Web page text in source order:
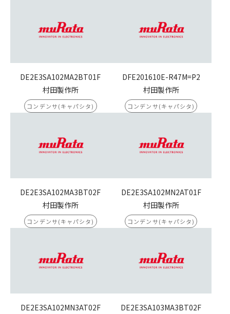
DE2E3SA102MA2BT01F
村田製作所
コンデンサ(キャパシタ)
DFE201610E-R47M=P2
村田製作所
コンデンサ(キャパシタ)
DE2E3SA102MA3BT02F
村田製作所
コンデンサ(キャパシタ)
DE2E3SA102MN2AT01F
村田製作所
コンデンサ(キャパシタ)
DE2E3SA102MN3AT02F
DE2E3SA103MA3BT02F